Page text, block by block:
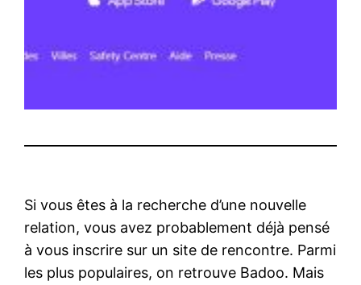
Si vous êtes à la recherche d’une nouvelle
relation, vous avez probablement déjà pensé
à vous inscrire sur un site de rencontre. Parmi
les plus populaires, on retrouve Badoo. Mais